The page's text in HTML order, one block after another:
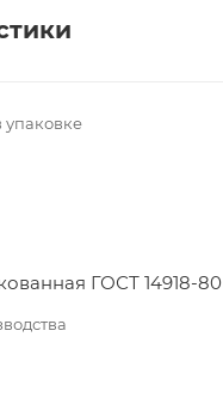
упаковке
ГОСТ 14918-80